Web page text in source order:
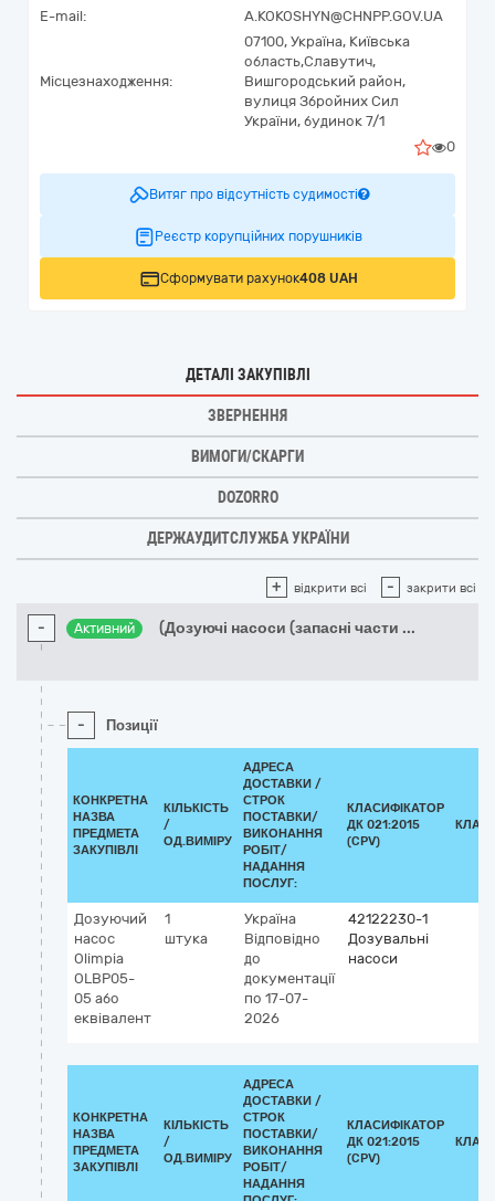
E-mail:
A.KOKOSHYN@CHNPP.GOV.UA
Місцезнаходження:
07100, Україна, Київська
область,Славутич,
Вишгородський район,
вулиця Збройних Сил
України, будинок 7/1
0
Витяг про відсутність судимості
Реєстр корупційних порушників
Сформувати рахунок408 UAH
ДЕТАЛІ ЗАКУПІВЛІ
ЗВЕРНЕННЯ
ВИМОГИ/СКАРГИ
DOZORRO
ДЕРЖАУДИТСЛУЖБА УКРАЇНИ
+ відкрити всі - закрити всі
- Активний (Дозуючі насоси (запасні части ...
- Позиції
КОНКРЕТНА
НАЗВА
ПРЕДМЕТА
ЗАКУПІВЛІ
КІЛЬКІСТЬ
/
ОД.ВИМІРУ
АДРЕСА
ДОСТАВКИ /
СТРОК
ПОСТАВКИ/
ВИКОНАННЯ
РОБІТ/
НАДАННЯ
ПОСЛУГ:
КЛАСИФІКАТОР
ДК 021:2015
(CPV)
Дозуючий
насос
Olimpia
OLBP05-
05 або
еквівалент
1
штука
Україна
Відповідно
до
документації
по 17-07-
2026
42122230-1
Дозувальні
насоси
КОНКРЕТНА
НАЗВА
ПРЕДМЕТА
ЗАКУПІВЛІ
КІЛЬКІСТЬ
/
ОД.ВИМІРУ
АДРЕСА
ДОСТАВКИ /
СТРОК
ПОСТАВКИ/
ВИКОНАННЯ
РОБІТ/
НАДАННЯ
КЛАСИФІКАТОР
ДК 021:2015
(CPV)